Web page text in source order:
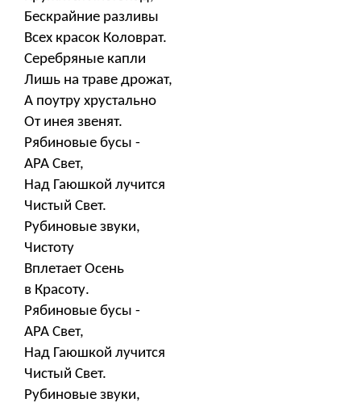
Бескрайние разливы
Всех красок Коловрат.
Серебряные капли
Лишь на траве дрожат,
А поутру хрустально
От инея звенят.
Рябиновые бусы -
АРА Свет,
Над Гаюшкой лучится
Чистый Свет.
Рубиновые звуки,
Чистоту
Вплетает Осень
в Красоту.
Рябиновые бусы -
АРА Свет,
Над Гаюшкой лучится
Чистый Свет.
Рубиновые звуки,